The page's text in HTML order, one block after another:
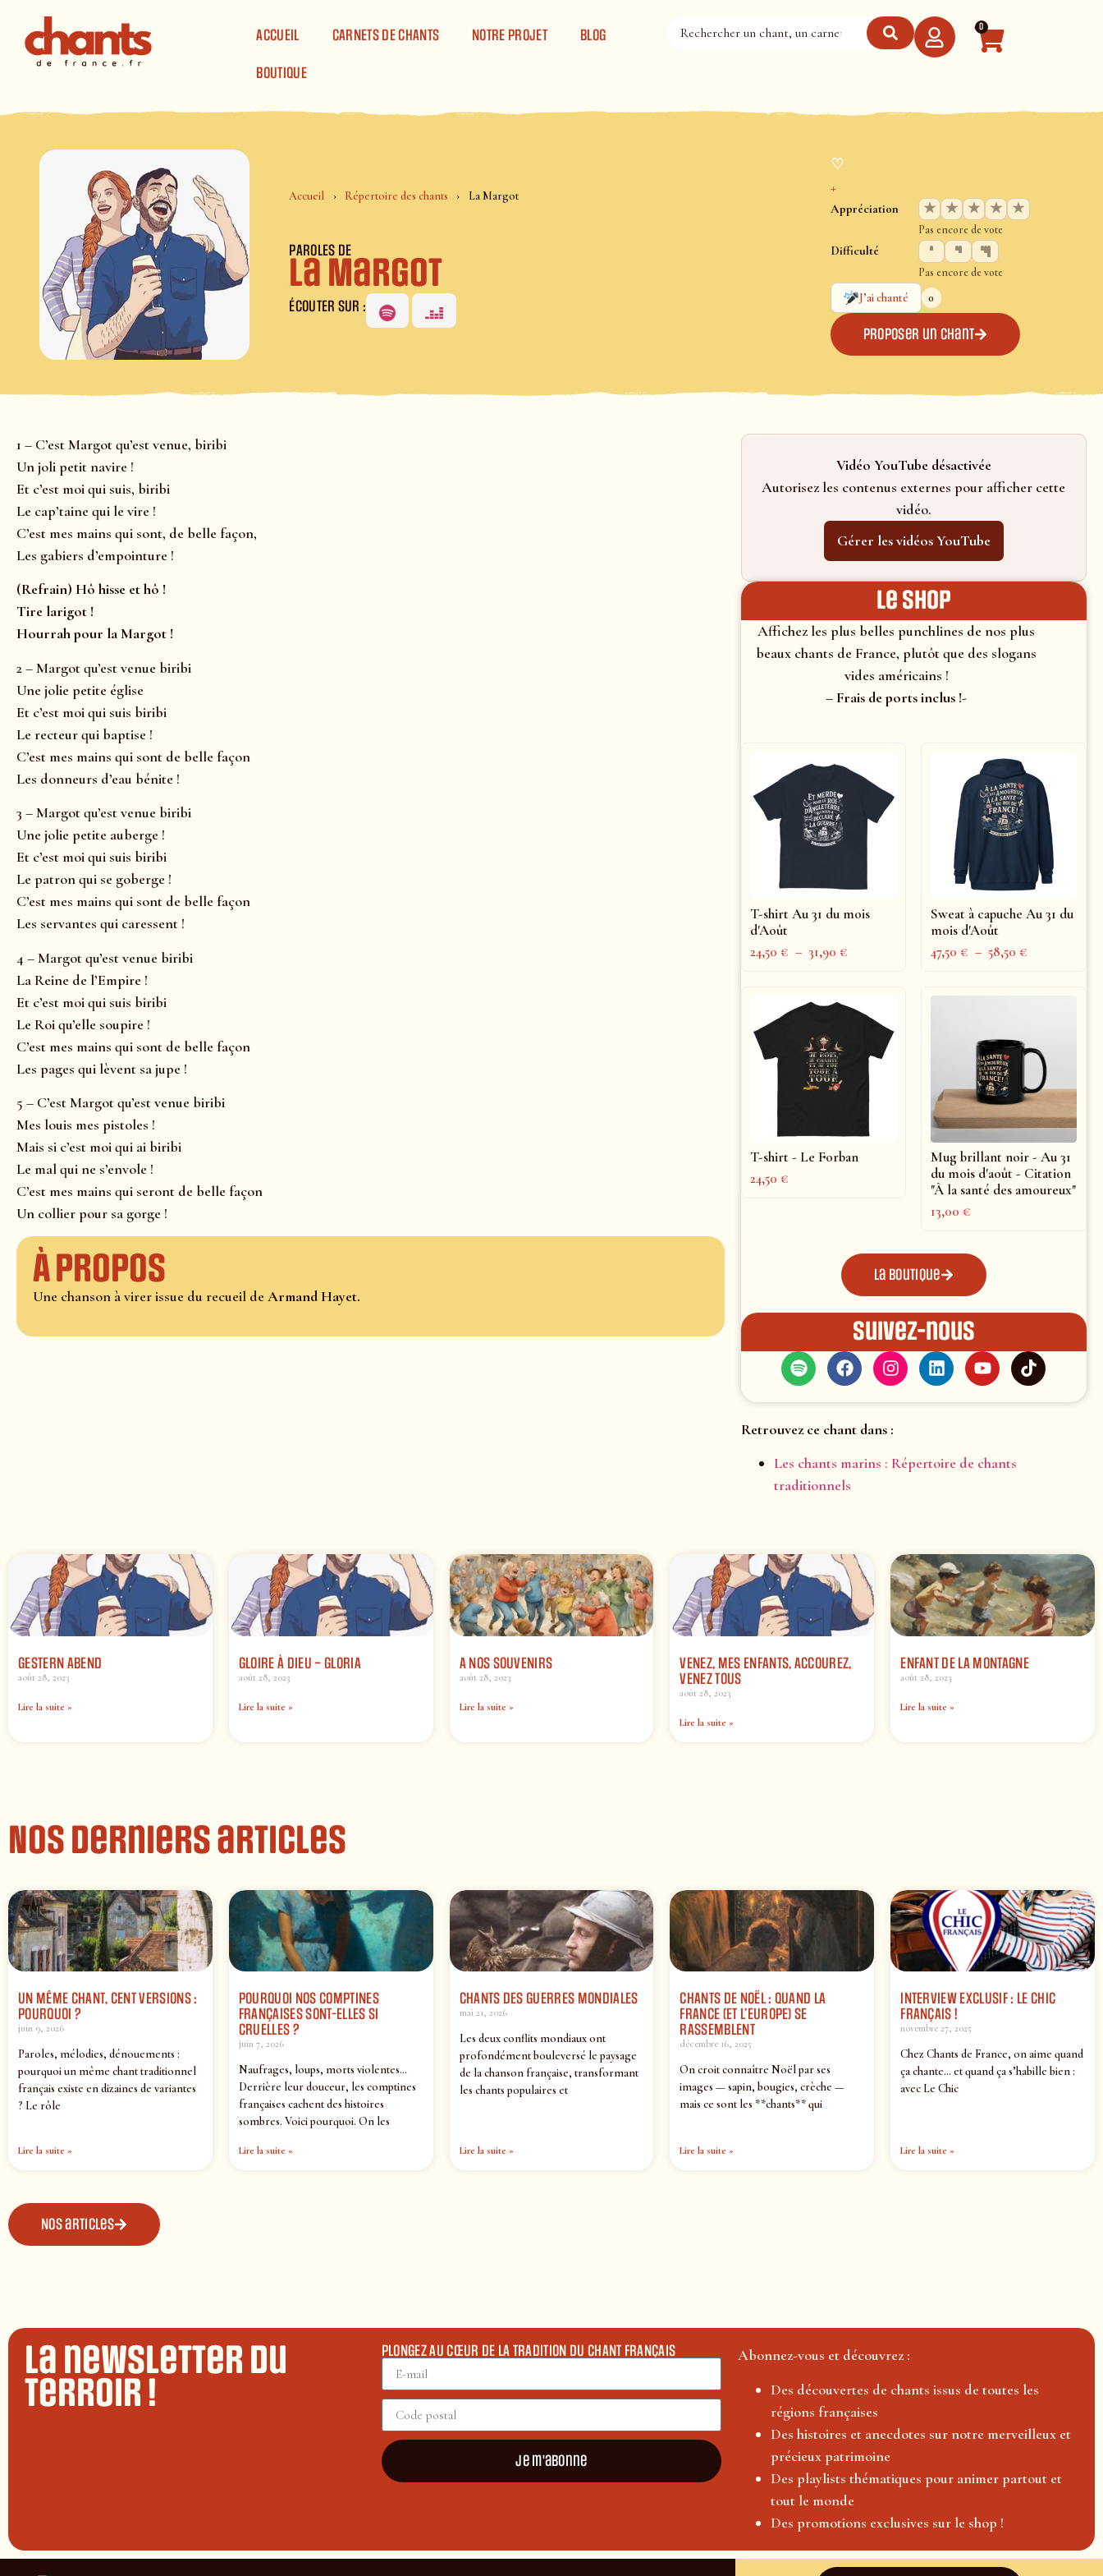
ACCUEIL
CARNETS DE CHANTS NOTRE PROJET BLOG
BOUTIQUE
0
Accueil Répertoire des chants La Margot
PAROLES DE
La Margot
ÉCOUTER SUR :
♡
+
Appréciation ★ ★ ★ ★ ★
Pas encore de vote
Difficulté
Pas encore de vote
J’ai chanté
0
Proposer un chant
1 – C’est Margot qu’est venue, biribi
Un joli petit navire !
Et c’est moi qui suis, biribi
Le cap’taine qui le vire !
C’est mes mains qui sont, de belle façon,
Les gabiers d’empointure !
(Refrain) Hô hisse et hô !
Tire larigot !
Hourrah pour la Margot !
2 – Margot qu’est venue biribi
Une jolie petite église
Et c’est moi qui suis biribi
Le recteur qui baptise !
C’est mes mains qui sont de belle façon
Les donneurs d’eau bénite !
3 – Margot qu’est venue biribi
Une jolie petite auberge !
Et c’est moi qui suis biribi
Le patron qui se goberge !
C’est mes mains qui sont de belle façon
Les servantes qui caressent !
4 – Margot qu’est venue biribi
La Reine de l’Empire !
Et c’est moi qui suis biribi
Le Roi qu’elle soupire !
C’est mes mains qui sont de belle façon
Les pages qui lèvent sa jupe !
5 – C’est Margot qu’est venue biribi
Mes louis mes pistoles !
Mais si c’est moi qui ai biribi
Le mal qui ne s’envole !
C’est mes mains qui seront de belle façon
Un collier pour sa gorge !
À propos
Une chanson à virer issue du recueil de Armand Hayet.
Vidéo YouTube désactivée
Autorisez les contenus externes pour afficher cette
vidéo.
Gérer les vidéos YouTube
le shop
Affichez les plus belles punchlines de nos plus
beaux chants de France, plutôt que des slogans
vides américains !
– Frais de ports inclus !-
T-shirt Au 31 du mois
d'Août
24,50€ – 31,90€
Sweat à capuche Au 31 du
mois d'Août
47,50€ – 58,50€
T-shirt - Le Forban
24,50€
Mug brillant noir - Au 31
du mois d'août - Citation
"À la santé des amoureux"
13,00€
La boutique
Suivez-nous
Retrouvez ce chant dans :
Les chants marins : Répertoire de chants
traditionnels
GESTERN ABEND
août 28, 2023
Lire la suite »
GLOIRE À DIEU – GLORIA
août 28, 2023
Lire la suite »
A NOS SOUVENIRS
août 28, 2023
Lire la suite »
VENEZ, MES ENFANTS, ACCOUREZ,
VENEZ TOUS
août 28, 2023
Lire la suite »
ENFANT DE LA MONTAGNE
août 28, 2023
Lire la suite »
Nos derniers articles
UN MÊME CHANT, CENT VERSIONS :
POURQUOI ?
juin 9, 2026
Paroles, mélodies, dénouements :
pourquoi un même chant traditionnel
français existe en dizaines de variantes
? Le rôle
Lire la suite »
POURQUOI NOS COMPTINES
FRANÇAISES SONT-ELLES SI
CRUELLES ?
juin 7, 2026
Naufrages, loups, morts violentes…
Derrière leur douceur, les comptines
françaises cachent des histoires
sombres. Voici pourquoi. On les
Lire la suite »
CHANTS DES GUERRES MONDIALES
mai 21, 2026
Les deux conflits mondiaux ont
profondément bouleversé le paysage
de la chanson française, transformant
les chants populaires et
Lire la suite »
CHANTS DE NOËL : QUAND LA
FRANCE (ET L’EUROPE) SE
RASSEMBLENT
décembre 16, 2025
On croit connaître Noël par ses
images — sapin, bougies, crèche —
mais ce sont les **chants** qui
Lire la suite »
INTERVIEW EXCLUSIF : LE CHIC
FRANÇAIS !
novembre 27, 2025
Chez Chants de France, on aime quand
ça chante… et quand ça s’habille bien :
avec Le Chic
Lire la suite »
Nos articles
La newsletter du
terroir !
PLONGEZ AU CŒUR DE LA TRADITION DU CHANT FRANÇAIS
Je m'abonne
Abonnez-vous et découvrez :
Des découvertes de chants issus de toutes les
régions françaises
Des histoires et anecdotes sur notre merveilleux et
précieux patrimoine
Des playlists thématiques pour animer partout et
tout le monde
Des promotions exclusives sur le shop !